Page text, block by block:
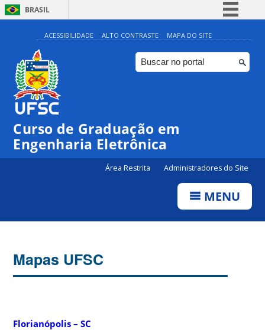
BRASIL
Simplifique!
Comunica BR
Participe
Canais
ACESSIBILIDADE ALTO CONTRASTE MAPA DO SITE
Curso de Graduação em
Engenharia Eletrônica
Área Restrita Administradores do Site
MENU
Mapas UFSC
Florianópolis – SC